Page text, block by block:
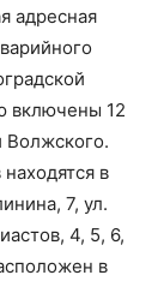
адресная
включены 12
Волжского.
в
7, ул.
4, 5, 6,
в